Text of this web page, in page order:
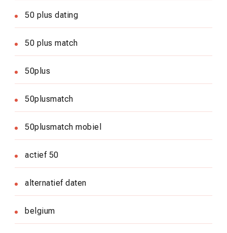
50 plus dating
50 plus match
50plus
50plusmatch
50plusmatch mobiel
actief 50
alternatief daten
belgium